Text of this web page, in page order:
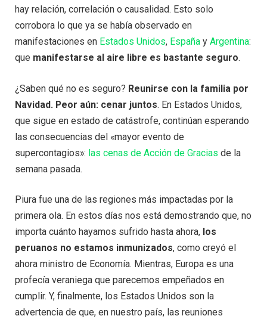
hay relación, correlación o causalidad. Esto solo
corrobora lo que ya se había observado en
manifestaciones en Estados Unidos, España y Argentina:
que manifestarse al aire libre es bastante seguro.
¿Saben qué no es seguro? Reunirse con la familia por
Navidad. Peor aún: cenar juntos. En Estados Unidos,
que sigue en estado de catástrofe, continúan esperando
las consecuencias del «mayor evento de
supercontagios»: las cenas de Acción de Gracias de la
semana pasada.
Piura fue una de las regiones más impactadas por la
primera ola. En estos días nos está demostrando que, no
importa cuánto hayamos sufrido hasta ahora, los
peruanos no estamos inmunizados, como creyó el
ahora ministro de Economía. Mientras, Europa es una
profecía veraniega que parecemos empeñados en
cumplir. Y, finalmente, los Estados Unidos son la
advertencia de que, en nuestro país, las reuniones